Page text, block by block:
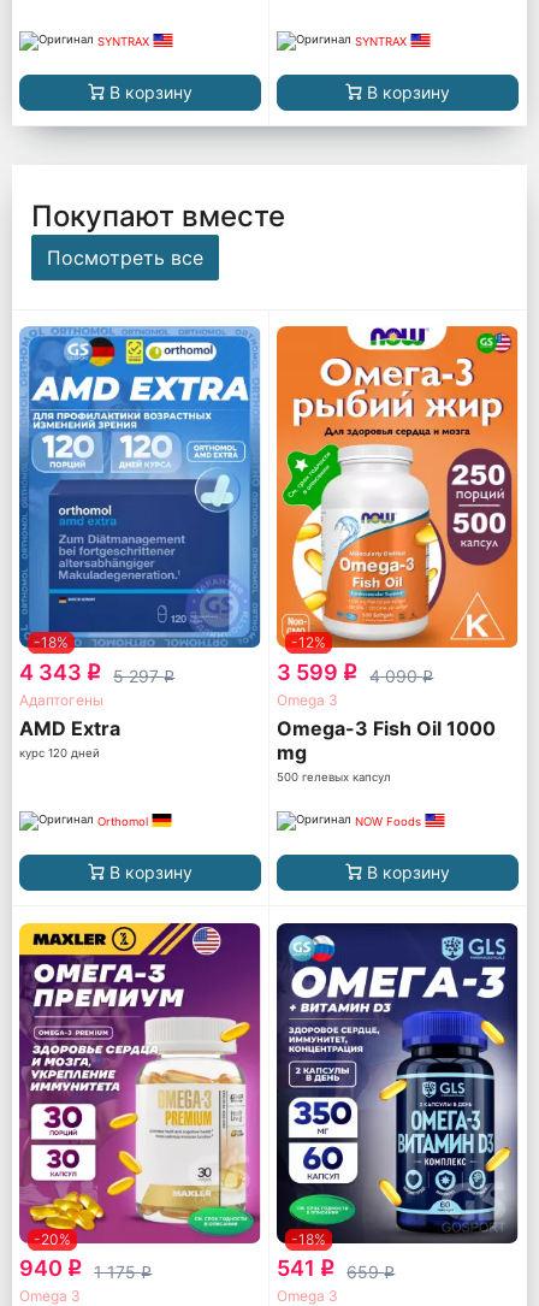
SYNTRAX
В корзину
SYNTRAX
В корзину
Покупают вместе
Посмотреть все
-18%
4 343 q 5 297q
Адаптогены
AМD Extra
курс 120 дней
Orthomol
В корзину
-12%
3 599 q 4 090q
Omega 3
Omega-3 Fish Oil 1000
mg
500 гелевых капсул
NOW Foods
В корзину
-20%
940 q 1 175q
Omega 3
-18%
541 q 659q
Omega 3